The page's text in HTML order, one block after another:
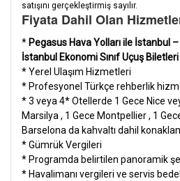
satışını gerçekleştirmiş sayılır.
Fiyata Dahil Olan
* Pegasus Hava Yolları ile İstanbul
İstanbul Ekonomi Sınıf Uçuş Biletleri
* Yerel Ulaşım Hizmetleri
* Profesyonel Türkçe rehberlik
* 3 veya 4* Otellerde 1 Gece Nice
Marsilya , 1 Gece Montpellier , 1
Barselona da kahvaltı dahil
* Gümrük Vergileri
* Programda belirtilen panoramik
* Havalimanı vergileri ve servis